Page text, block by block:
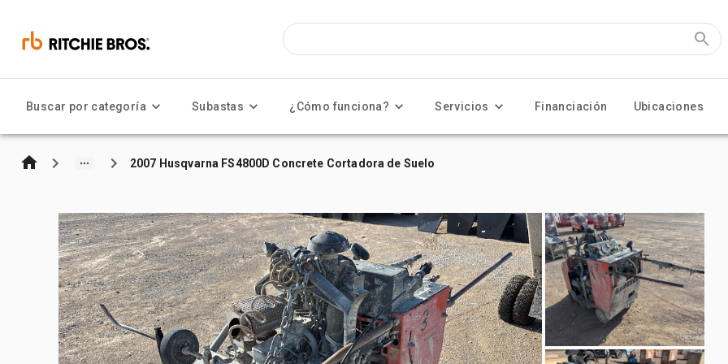
Buscar por categoría Subastas ¿Cómo funciona? Servicios Financiación Ubicaciones
2007 Husqvarna FS4800D Concrete Cortadora de Suelo